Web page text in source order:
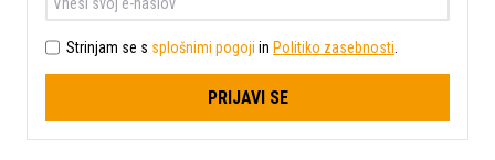
Strinjam se s splošnimi pogoji in Politiko zasebnosti
PRIJAVI SE